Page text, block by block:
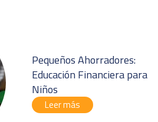
Pequeños Ahorradores:
Educación Financiera para
Niños
Leer más